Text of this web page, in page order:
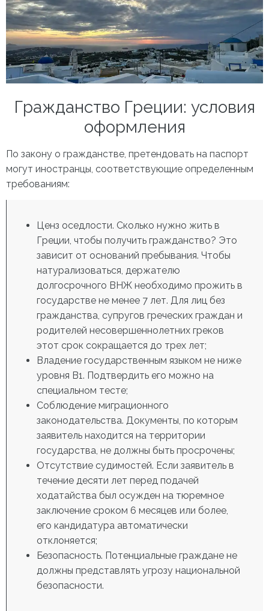
Гражданство Греции: условия
оформления
По закону о гражданстве, претендовать на паспорт
могут иностранцы, соответствующие определенным
требованиям:
Ценз оседлости. Сколько нужно жить в
Греции, чтобы получить гражданство? Это
зависит от оснований пребывания. Чтобы
натурализоваться, держателю
долгосрочного ВНЖ необходимо прожить в
государстве не менее 7 лет. Для лиц без
гражданства, супругов греческих граждан и
родителей несовершеннолетних греков
этот срок сокращается до трех лет;
Владение государственным языком не ниже
уровня B1. Подтвердить его можно на
специальном тесте;
Соблюдение миграционного
законодательства. Документы, по которым
заявитель находится на территории
государства, не должны быть просрочены;
Отсутствие судимостей. Если заявитель в
течение десяти лет перед подачей
ходатайства был осужден на тюремное
заключение сроком 6 месяцев или более,
его кандидатура автоматически
отклоняется;
Безопасность. Потенциальные граждане не
должны представлять угрозу национальной
безопасности.